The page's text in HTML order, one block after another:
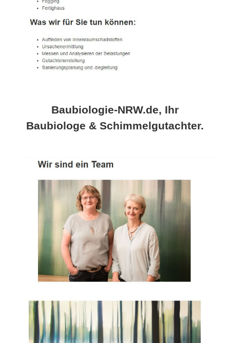
Baubiologie-NRW.de, Ihr
Baubiologe & Schimmelgutachter.